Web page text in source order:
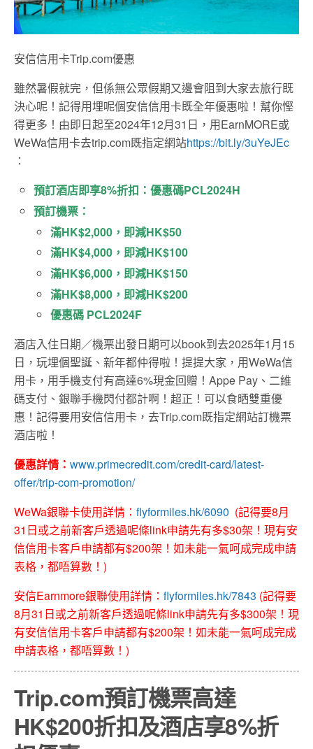
安信信用卡Trip.com優惠
雖然暑假就完，但係無公眾假期又邊會阻到大家去旅行既
決心呢！記得用埋呢個安信信用卡既全年優惠啦！幫你慳
得更多！由即日起至2024年12月31日，用EarnMORE或
WeWa信用卡去trip.com既指定網站https://bit.ly/3uYeJEc
：
預訂酒店即享8%折扣：優惠碼PCL2024H
預訂機票：
滿HK$2,000，即減HK$50
滿HK$4,000，即減HK$100
滿HK$6,000，即減HK$150
滿HK$8,000，即減HK$200
優惠碼 PCL2024F
酒店入住日期／機票出發日期可以book到去2025年1月15
日，玩埋個聖誕、新年都仲得啦！提提大家，用WeWa信
用卡，用手機支付有高達6%現金回贈！Appe Pay、二維
碼支付、銀聯手機閃付都計啊！超正！可以食晒雙重優
惠！記得要用安信信用卡，去Trip.com既指定網站訂機票
酒店啦！
優惠詳情： www.primecredit.com/credit-card/latest-
offer/trip-com-promotion/
WeWa銀聯卡使用詳情： flyformiles.hk/6090 (記得要8月
31日或之前新客戶透過呢條link申請先有多$30架！現有安
信信用卡客戶申請都有$200架！如未能一氣呵成完成申請
表格，都唔算數！)
安信Earnmore銀聯使用詳情： flyformiles.hk/7843 (記得要
8月31日或之前新客戶透過呢條link申請先有多$300架！現
有安信信用卡客戶申請都有$200架！如未能一氣呵成完成
申請表格，都唔算數！)
Trip.com預訂機票高達
HK$200折扣及酒店享8%折